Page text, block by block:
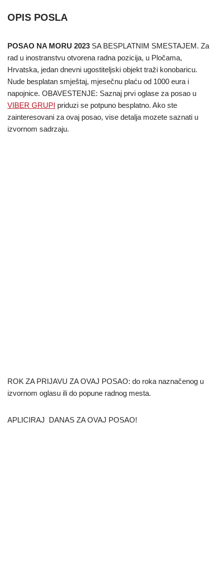
OPIS POSLA
POSAO NA MORU 2023 SA BESPLATNIM SMESTAJEM. Za
rad u inostranstvu otvorena radna pozicija, u Pločama,
Hrvatska, jedan dnevni ugostiteljski objekt traži konobaricu.
Nude besplatan smještaj, mjesečnu plaću od 1000 eura i
napojnice. OBAVESTENJE: Saznaj prvi oglase za posao u
VIBER GRUPI priduzi se potpuno besplatno. Ako ste
zainteresovani za ovaj posao, vise detalja mozete saznati u
izvornom sadrzaju.
ROK ZA PRIJAVU ZA OVAJ POSAO: do roka naznačenog u
izvornom oglasu ili do popune radnog mesta.
APLICIRAJ DANAS ZA OVAJ POSAO!